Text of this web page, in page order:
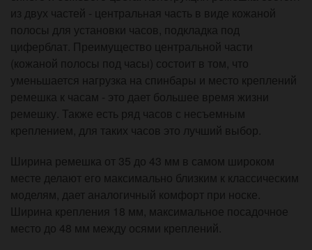
из двух частей - центральная часть в виде кожаной
полосы для установки часов, подкладка под
циферблат. Преимущество центральной части
(кожаной полосы под часы) состоит в том, что
уменьшается нагрузка на спинбары и место креплений
ремешка к часам - это дает большее время жизни
ремешку. Также есть ряд часов с несъемным
креплением, для таких часов это лучший выбор.
Ширина ремешка от 35 до 43 мм в самом широком
месте делают его максимально близким к классическим
моделям, дает аналогичный комфорт при носке.
Ширина крепления 18 мм, максимальное посадочное
место до 48 мм между осями креплений.